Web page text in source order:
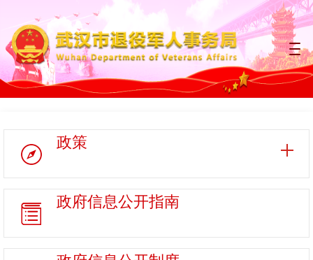
政策
政府信息公开指南